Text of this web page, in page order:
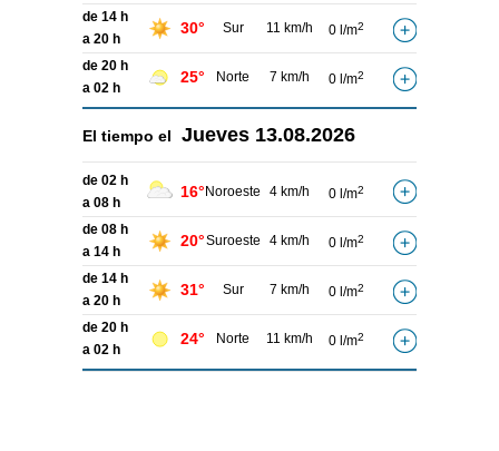
de 14 h
a 20 h
30° Sur 11 km/h 0 l/m2
de 20 h
a 02 h
25° Norte 7 km/h 0 l/m2
El tiempo el Jueves 13.08.2026
de 02 h
a 08 h
16° Noroeste 4 km/h 0 l/m2
de 08 h
a 14 h
20°Suroeste 4 km/h 0 l/m2
de 14 h
a 20 h
31° Sur 7 km/h 0 l/m2
de 20 h
a 02 h
24° Norte 11 km/h 0 l/m2